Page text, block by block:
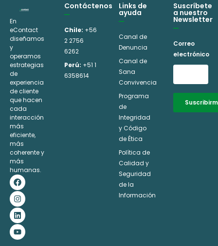
En
eContact
diseñamos
y
operamos
estrategias
de
experiencia
de cliente
que hacen
cada
interacción
más
eficiente,
más
coherente y
más
humanas.
F
a
c
e
b
o
o
k
I
n
s
t
a
g
r
a
m
L
i
n
k
e
d
i
n
Y
o
u
t
u
b
e
Contáctenos
Chile: +56
2 2756
6262
Perú: +51 1
6358614
Links de
ayuda
Canal de
Denuncia
Canal de
Sana
Convivencia
Programa
de
Integridad
y Código
de Ética
Política de
Calidad y
Seguridad
de la
Información
Suscríbete
a nuestro
Newsletter
Correo
electrónico